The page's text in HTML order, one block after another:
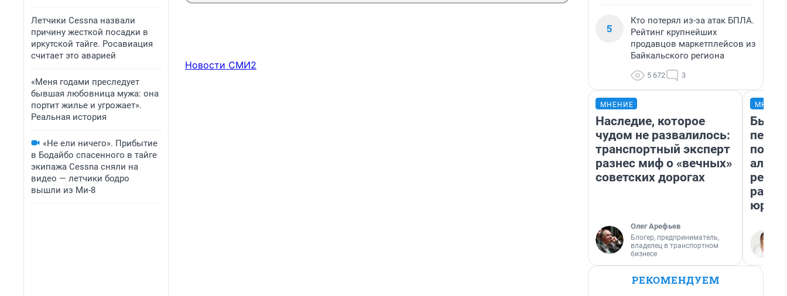
Летчики Cessna назвали
причину жесткой посадки в
иркутской тайге. Росавиация
считает это аварией
«Меня годами преследует
бывшая любовница мужа: она
портит жилье и угрожает».
Реальная история
«Не ели ничего». Прибытие
в Бодайбо спасенного в тайге
экипажа Cessna сняли на
видео — летчики бодро
вышли из Ми-8
Новости СМИ2
5
Кто потерял из-за атак БПЛА.
Рейтинг крупнейших
продавцов маркетплейсов из
Байкальского региона
5 672 3
МНЕНИЕ
Наследие, которое
чудом не развалилось:
транспортный эксперт
разнес миф о «вечных»
советских дорогах
Олег Арефьев
Блогер, предприниматель,
владелец в транспортном
бизнесе
Был
РЕКОМЕНДУЕМ